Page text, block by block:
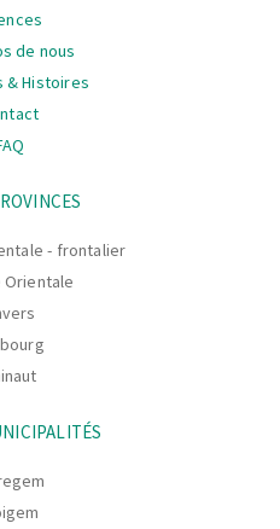
de nous
& Histoires
- frontalier
Orientale